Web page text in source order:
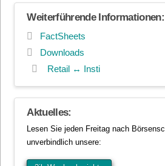
Weiterführende Informationen:
FactSheets
Downloads
Retail ↔ Insti
Aktuelles:
Lesen Sie jeden Freitag nach
unverbindlich unsere: